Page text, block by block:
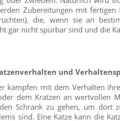
Zubereitungen mit
die, wenn sie an
gar nicht spürbar sind und die
und
kämpfen mit dem Verhalten
dem Kratzen an wertvollen
Schrank zu gehen, um dort
sind. Eine Katze kann die